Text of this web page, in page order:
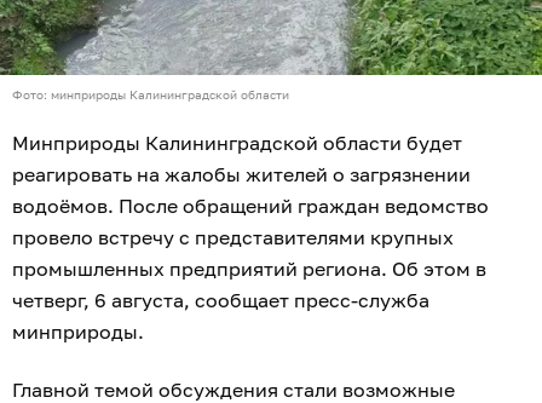
Фото: минприроды Калининградской области
Минприроды Калининградской области будет
реагировать на жалобы жителей о загрязнении
водоёмов. После обращений граждан ведомство
провело встречу с представителями крупных
промышленных предприятий региона. Об этом в
четверг, 6 августа, сообщает пресс-служба
минприроды.
Главной темой обсуждения стали возможные